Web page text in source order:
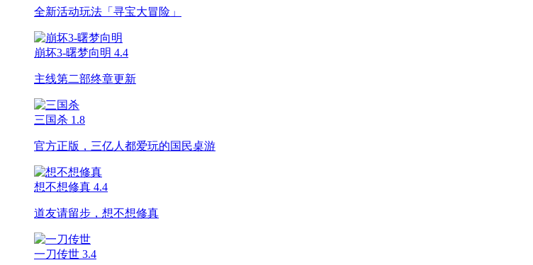
全新活动玩法「寻宝大冒险」
崩坏3-曙梦向明 4.4
主线第二部终章更新
三国杀 1.8
官方正版，三亿人都爱玩的国民桌游
想不想修真 4.4
道友请留步，想不想修真
一刀传世 3.4